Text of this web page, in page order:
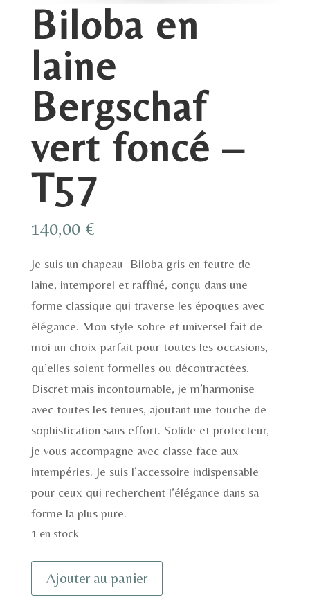
Biloba en
laine
Bergschaf
vert foncé –
T57
140,00 €
Je suis un chapeau Biloba gris en feutre de
laine, intemporel et raffiné, conçu dans une
forme classique qui traverse les époques avec
élégance. Mon style sobre et universel fait de
moi un choix parfait pour toutes les occasions,
qu’elles soient formelles ou décontractées.
Discret mais incontournable, je m’harmonise
avec toutes les tenues, ajoutant une touche de
sophistication sans effort. Solide et protecteur,
je vous accompagne avec classe face aux
intempéries. Je suis l’accessoire indispensable
pour ceux qui recherchent l’élégance dans sa
forme la plus pure.
1 en stock
quantité
de
Ajouter au panier